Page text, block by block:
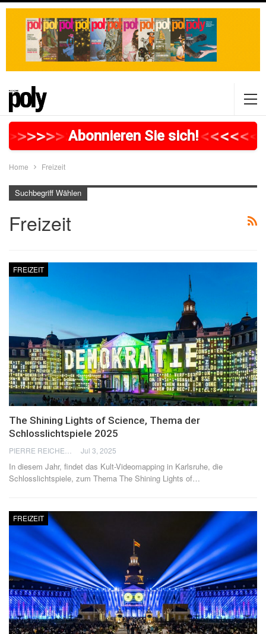
>>>>>>>>>>>>>>>>>
Abonnieren Sie sich!<<<<<<
Home Freizeit
Suchbegriff Wählen
Freizeit
FREIZEIT
The Shining Lights of Science, Thema der
Schlosslichtspiele 2025
Jul 3, 2025
In diesem Jahr, findet das Kult-Videomapping in Karlsruhe, die
Schlosslichtspiele, zum Thema The Shining Lights of…
FREIZEIT